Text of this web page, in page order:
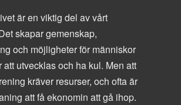
är en viktig del av vårt
skapar gemenskap,
och möjligheter för människor
att utvecklas och ha kul. Men att
kräver resurser, och ofta är
att få ekonomin att gå ihop.